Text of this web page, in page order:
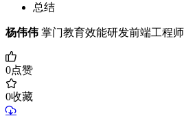
总结
杨伟伟 掌门教育效能研发前端工程师
0点赞
0收藏